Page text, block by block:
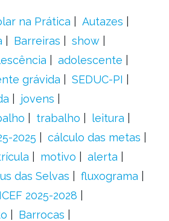
na Prática
Autazes
Barreiras
show
adolescente
grávida
SEDUC-PI
jovens
trabalho
leitura
2025
cálculo das metas
motivo
alerta
das Selvas
fluxograma
2025-2028
Barrocas